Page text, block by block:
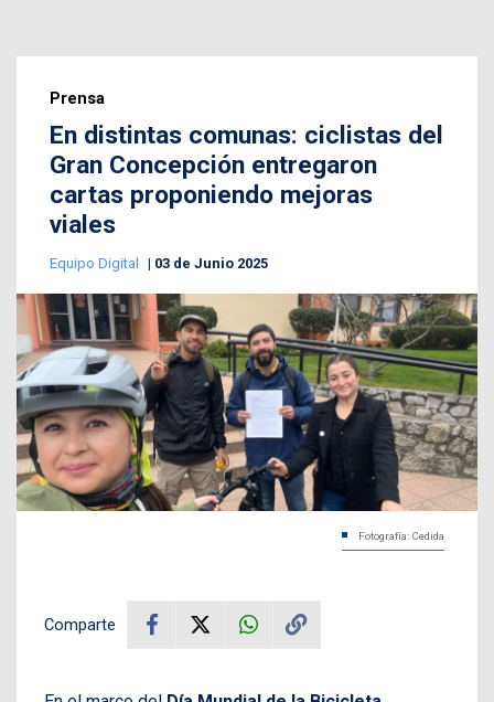
Prensa
En distintas comunas: ciclistas del
Gran Concepción entregaron
cartas proponiendo mejoras
viales
Equipo Digital 03 de Junio 2025
Fotografía: Cedida
Comparte